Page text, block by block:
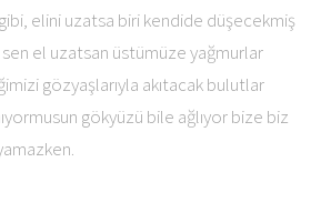
elini uzatsa biri kendide düşecekmiş
el uzatsan üstümüze yağmurlar
gözyaşlarıyla akıtacak bulutlar
gökyüzü bile ağlıyor bize biz